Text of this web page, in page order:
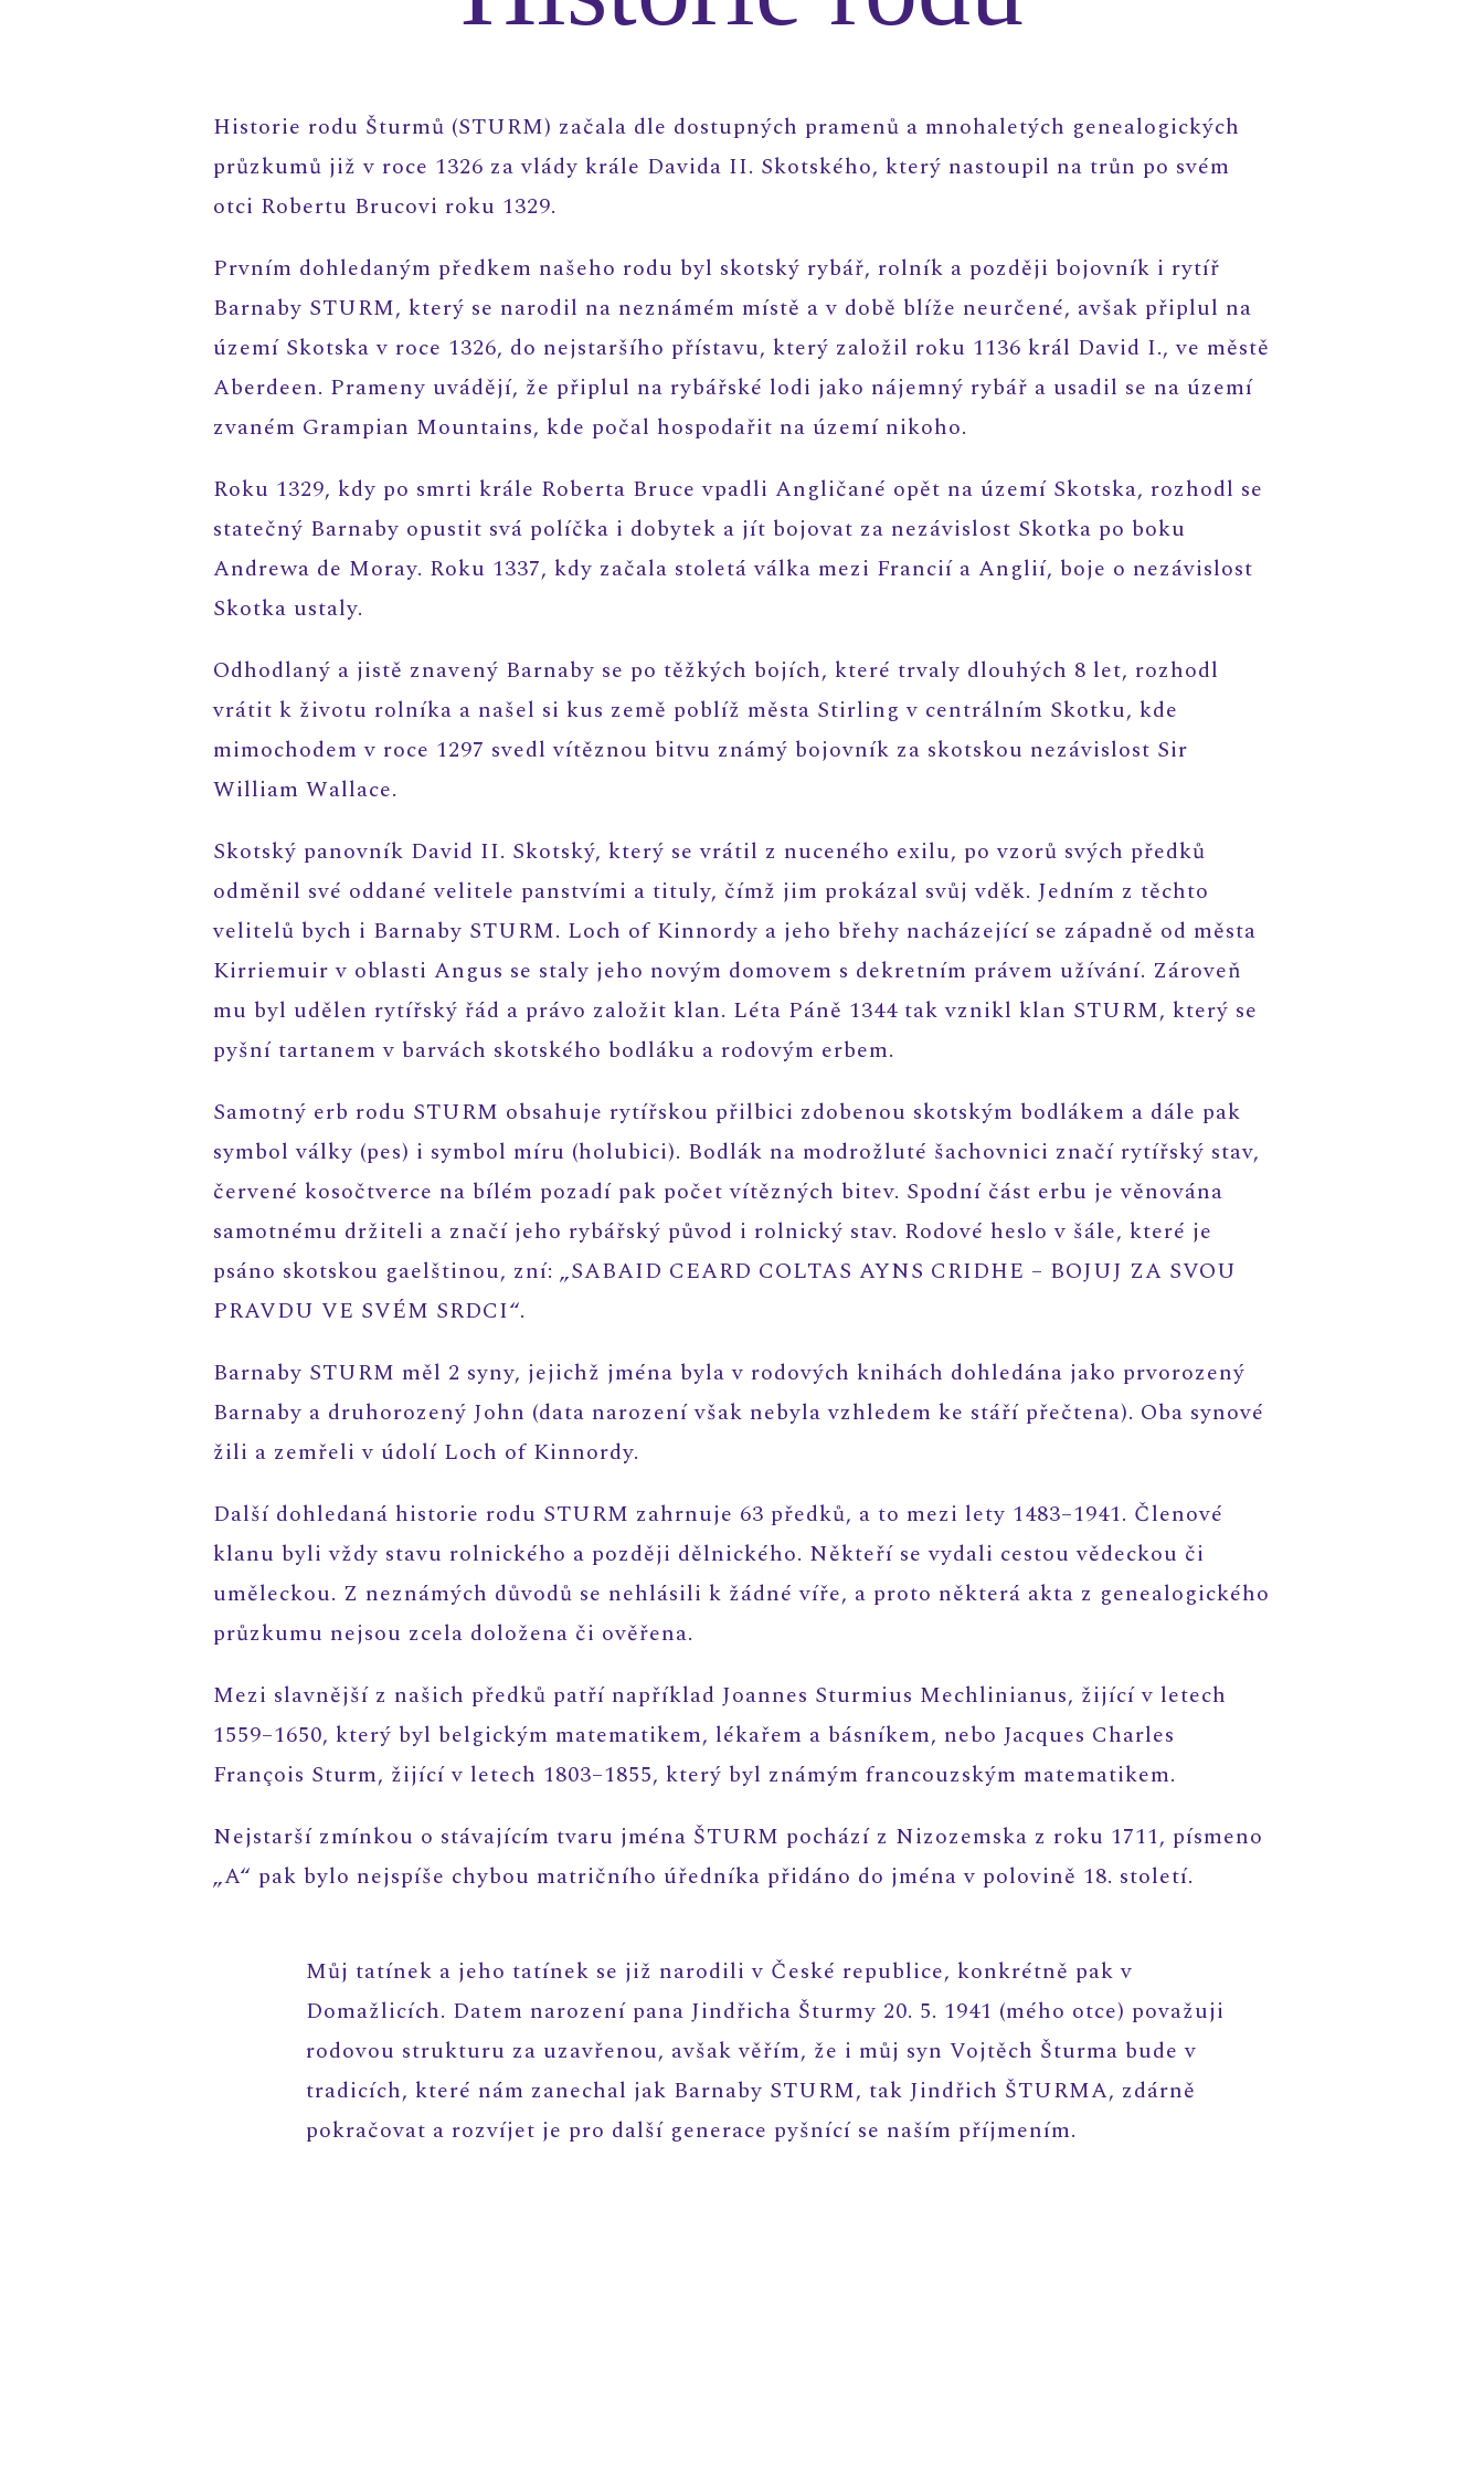
Historie rodu Šturmů (STURM) začala dle dostupných pramenů a mnohaletých genealogických
průzkumů již v roce 1326 za vlády krále Davida II. Skotského, který nastoupil na trůn po svém
otci Robertu Brucovi roku 1329.
Prvním dohledaným předkem našeho rodu byl skotský rybář, rolník a později bojovník i rytíř
Barnaby STURM, který se narodil na neznámém místě a v době blíže neurčené, avšak připlul na
území Skotska v roce 1326, do nejstaršího přístavu, který založil roku 1136 král David I., ve městě
Aberdeen. Prameny uvádějí, že připlul na rybářské lodi jako nájemný rybář a usadil se na území
zvaném Grampian Mountains, kde počal hospodařit na území nikoho.
Roku 1329, kdy po smrti krále Roberta Bruce vpadli Angličané opět na území Skotska, rozhodl se
statečný Barnaby opustit svá políčka i dobytek a jít bojovat za nezávislost Skotka po boku
Andrewa de Moray. Roku 1337, kdy začala stoletá válka mezi Francií a Anglií, boje o nezávislost
Skotka ustaly.
Odhodlaný a jistě znavený Barnaby se po těžkých bojích, které trvaly dlouhých 8 let, rozhodl
vrátit k životu rolníka a našel si kus země poblíž města Stirling v centrálním Skotku, kde
mimochodem v roce 1297 svedl vítěznou bitvu známý bojovník za skotskou nezávislost Sir
William Wallace.
Skotský panovník David II. Skotský, který se vrátil z nuceného exilu, po vzorů svých předků
odměnil své oddané velitele panstvími a tituly, čímž jim prokázal svůj vděk. Jedním z těchto
velitelů bych i Barnaby STURM. Loch of Kinnordy a jeho břehy nacházející se západně od města
Kirriemuir v oblasti Angus se staly jeho novým domovem s dekretním právem užívání. Zároveň
mu byl udělen rytířský řád a právo založit klan. Léta Páně 1344 tak vznikl klan STURM, který se
pyšní tartanem v barvách skotského bodláku a rodovým erbem.
Samotný erb rodu STURM obsahuje rytířskou přilbici zdobenou skotským bodlákem a dále pak
symbol války (pes) i symbol míru (holubici). Bodlák na modrožluté šachovnici značí rytířský stav,
červené kosočtverce na bílém pozadí pak počet vítězných bitev. Spodní část erbu je věnována
samotnému držiteli a značí jeho rybářský původ i rolnický stav. Rodové heslo v šále, které je
psáno skotskou gaelštinou, zní: „SABAID CEARD COLTAS AYNS CRIDHE – BOJUJ ZA SVOU
PRAVDU VE SVÉM SRDCI“.
Barnaby STURM měl 2 syny, jejichž jména byla v rodových knihách dohledána jako prvorozený
Barnaby a druhorozený John (data narození však nebyla vzhledem ke stáří přečtena). Oba synové
žili a zemřeli v údolí Loch of Kinnordy.
Další dohledaná historie rodu STURM zahrnuje 63 předků, a to mezi lety 1483–1941. Členové
klanu byli vždy stavu rolnického a později dělnického. Někteří se vydali cestou vědeckou či
uměleckou. Z neznámých důvodů se nehlásili k žádné víře, a proto některá akta z genealogického
průzkumu nejsou zcela doložena či ověřena.
Mezi slavnější z našich předků patří například Joannes Sturmius Mechlinianus, žijící v letech
1559–1650, který byl belgickým matematikem, lékařem a básníkem, nebo Jacques Charles
François Sturm, žijící v letech 1803–1855, který byl známým francouzským matematikem.
Nejstarší zmínkou o stávajícím tvaru jména ŠTURM pochází z Nizozemska z roku 1711, písmeno
„A“ pak bylo nejspíše chybou matričního úředníka přidáno do jména v polovině 18. století.
Můj tatínek a jeho tatínek se již narodili v České republice, konkrétně pak v
Domažlicích. Datem narození pana Jindřicha Šturmy 20. 5. 1941 (mého otce) považuji
rodovou strukturu za uzavřenou, avšak věřím, že i můj syn Vojtěch Šturma bude v
tradicích, které nám zanechal jak Barnaby STURM, tak Jindřich ŠTURMA, zdárně
pokračovat a rozvíjet je pro další generace pyšnící se naším příjmením.